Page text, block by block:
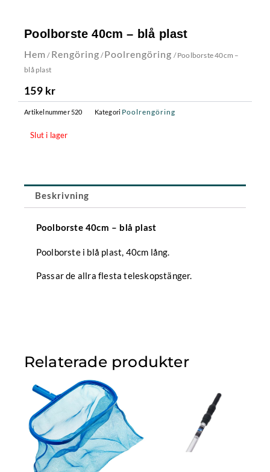
Poolborste 40cm – blå plast
Hem / Rengöring /Poolrengöring / Poolborste 40cm –
blå plast
159 kr
Artikelnummer 520 Kategori Poolrengöring
Slut i lager
Beskrivning
Poolborste 40cm – blå plast
Poolborste i blå plast, 40cm lång.
Passar de allra flesta teleskopstänger.
Relaterade produkter